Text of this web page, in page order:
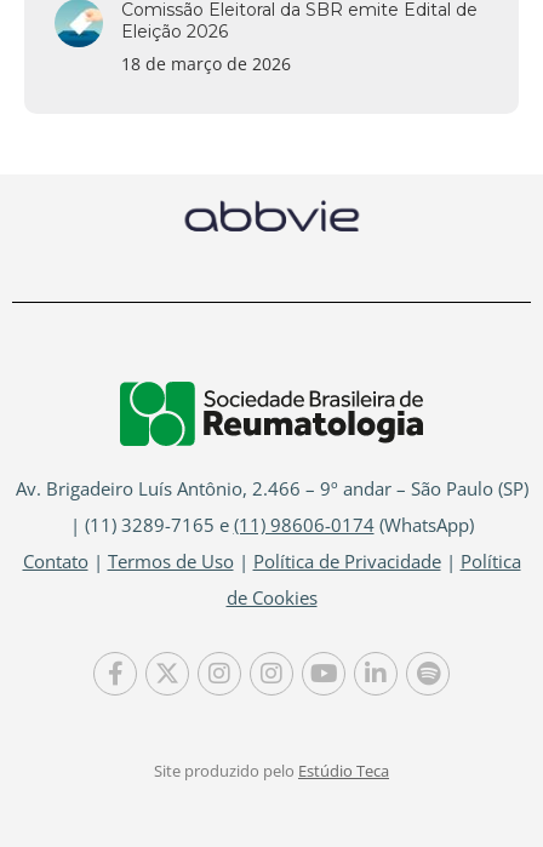
Comissão Eleitoral da SBR emite Edital de
Eleição 2026
18 de março de 2026
Av. Brigadeiro Luís Antônio, 2.466 – 9º andar – São Paulo (SP)
| (11) 3289-7165 e (11) 98606-0174(WhatsApp)
Contato| Termos de Uso| Política de Privacidade| Política
de Cookies
Site produzido pelo Estúdio Teca